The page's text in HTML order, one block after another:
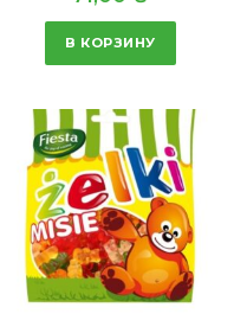
В КОРЗИНУ